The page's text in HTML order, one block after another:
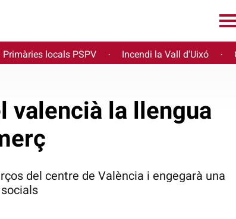
Primàries locals PSPV · Incendi la Vall d'Uixó ·
valencià la llengua
del centre de València i engegarà una